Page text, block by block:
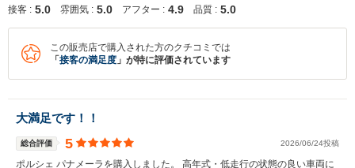
接客 : 5.0 雰囲気 : 5.0 アフター : 4.9 品質 : 5.0
この販売店で購入された方のクチコミでは
「 接客の満足度 」が特に評価されています
大満足です！！
総合評価 5 2026/06/24投稿
ポルシェ パナメーラを購入しました。 高年式・低走行の状態の良い車両に